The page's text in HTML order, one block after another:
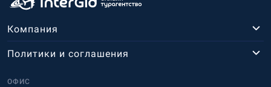
Компания
ОФИС
Политики и соглашения